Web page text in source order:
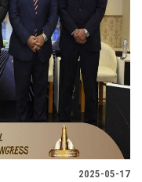
2025-05-17